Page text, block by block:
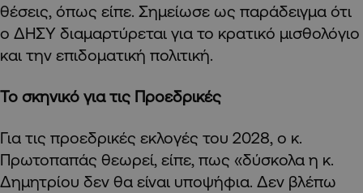
θέσεις, όπως είπε. Σημείωσε ως παράδειγμα ότι
ο ΔΗΣΥ διαμαρτύρεται για το κρατικό μισθολόγιο
και την επιδοματική πολιτική.
Το σκηνικό για τις Προεδρικές
Για τις προεδρικές εκλογές του 2028, ο κ.
Πρωτοπαπάς θεωρεί, είπε, πως «δύσκολα η κ.
Δημητρίου δεν θα είναι υποψήφια. Δεν βλέπω